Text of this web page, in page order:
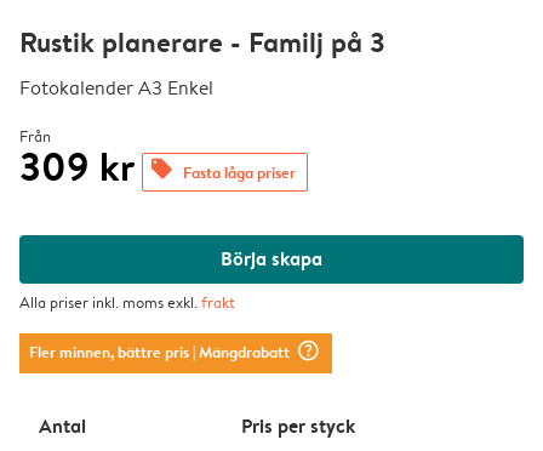
Rustik planerare - Familj på 3
Fotokalender A3 Enkel
Från
309 kr offers Fasta låga priser
Börja skapa
Alla priser inkl. moms exkl.frakt
Fler minnen, bättre pris| Mängdrabatt question_mark_circle
Antal Pris per styck